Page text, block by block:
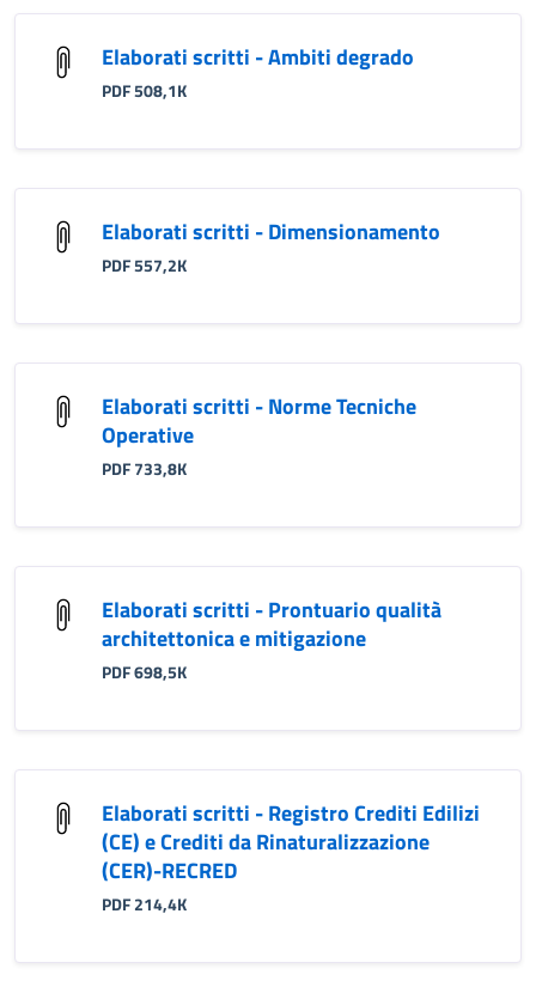
Elaborati scritti - Ambiti degrado
PDF 508,1K
Elaborati scritti - Dimensionamento
PDF 557,2K
Elaborati scritti - Norme Tecniche
Operative
PDF 733,8K
Elaborati scritti - Prontuario qualità
architettonica e mitigazione
PDF 698,5K
Elaborati scritti - Registro Crediti Edilizi
(CE) e Crediti da Rinaturalizzazione
(CER)-RECRED
PDF 214,4K